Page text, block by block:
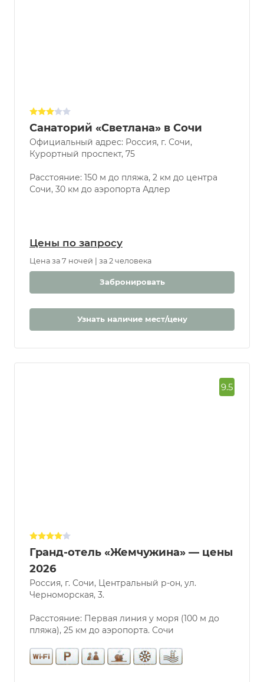
Санаторий «Светлана» в Сочи
Официальный адрес: Россия, г. Сочи,
Расстояние: 150 м до пляжа, 2 км до центра
Цены по запросу
Цена за 7 ночей | за 2 человека
Забронировать
Узнать наличие мест/цену
9.5
Гранд-отель «Жемчужина» — цены
2026
Россия, г. Сочи, Центральный р-он, ул.
Расстояние: Первая линия у моря (100 м до